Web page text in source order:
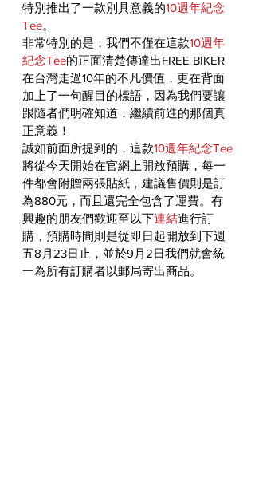
特別推出了一款別具意義的10週年紀念
Tee。
非常特別的是，我們不僅在這款10週年
紀念Tee的正面清楚傳達出FREE BIKER
在台灣走過10年的不凡價值，更在背面
加上了一句醒目的標語，因為我們要讓
跟隨者們明確知道，繼續前進的那個真
正意義！
誠如前面所提到的，這款10週年紀念Tee
將從今天開始在官網上開放預購，每一
件都會附贈兩張貼紙，建議售價則是訂
為880元，而且還完全包含了運費。有
興趣的朋友們歡迎至以下連結進行訂
購，預購時間則是從即日起開放到下週
五8月23日止，並於9月2日我們就會統
一為所有訂購者以郵局寄出商品。